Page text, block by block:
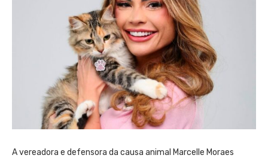
A vereadora e defensora da causa animal Marcelle Moraes